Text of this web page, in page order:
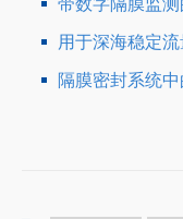
用于深海稳定
隔膜密封系统